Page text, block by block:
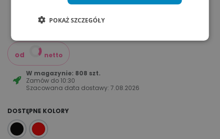
od netto
W magazynie: 808 szt.
Zamów do10:30
Szacowana data dostawy:7.08.2026
DOSTĘPNE KOLORY
POKAŻ SZCZEGÓŁY